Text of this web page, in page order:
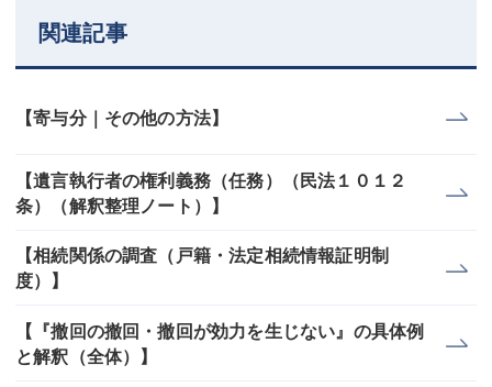
関連記事
【寄与分｜その他の方法】
【遺言執行者の権利義務（任務）（民法１０１２
条）（解釈整理ノート）】
【相続関係の調査（戸籍・法定相続情報証明制
度）】
【『撤回の撤回・撤回が効力を生じない』の具体例
と解釈（全体）】